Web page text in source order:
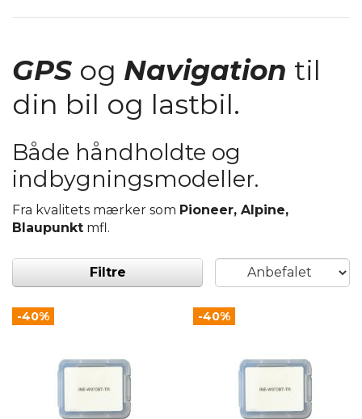
GPSog Navigation til
din bil og lastbil.
Både håndholdte og
indbygningsmodeller.
Fra kvalitets mærker som Pioneer, Alpine,
Blaupunkt mfl.
Filtre
-40% -40%